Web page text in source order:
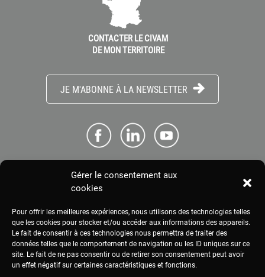
Gérer le consentement aux
cookies
Pour offrir les meilleures expériences, nous utilisons des technologies telles
que les cookies pour stocker et/ou accéder aux informations des appareils.
Le fait de consentir à ces technologies nous permettra de traiter des
données telles que le comportement de navigation ou les ID uniques sur ce
site. Le fait de ne pas consentir ou de retirer son consentement peut avoir
un effet négatif sur certaines caractéristiques et fonctions.
CONTACTER LE CIVAM
DE MON TERRITOIRE
JE M'ABONNE À LA NEWSLETTER
ME CONNECTER
ESPACE PRESSE
MENTIONS LÉGALES